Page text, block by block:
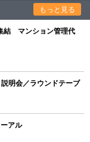
もっと見る
結 マンション管理代
明会／ラウンドテーブ
アル